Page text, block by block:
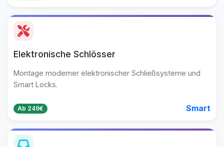
Elektronische Schlösser
Montage moderner elektronischer Schließsysteme und
Smart Locks.
Ab 249€ Smart